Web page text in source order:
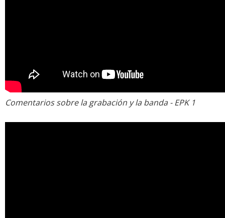
Comentarios sobre la grabación y la banda - EPK 1